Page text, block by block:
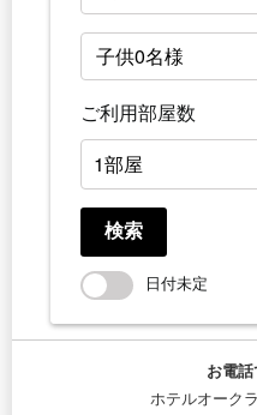
ご利用部屋数
検索
日付未定
お電
ホテルオーク